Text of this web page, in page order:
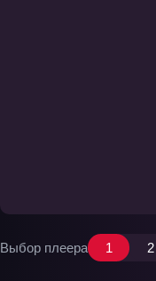
Выбор плеера 1 2